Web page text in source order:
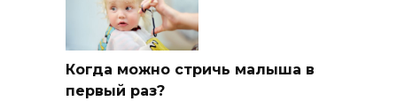
Когда можно стричь малыша в
первый раз?